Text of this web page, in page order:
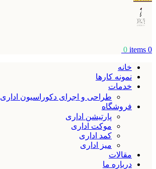
0
items
0
خانه
نمونه کارها
خدمات
طراحی و اجرای دکوراسیون اداری
فروشگاه
پارتیشن اداری
موکت اداری
کمد اداری
میز اداری
مقالات
درباره ما